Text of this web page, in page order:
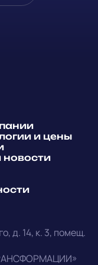
д. 14, к. 3, помещ.
и цены
новости
количестве и как